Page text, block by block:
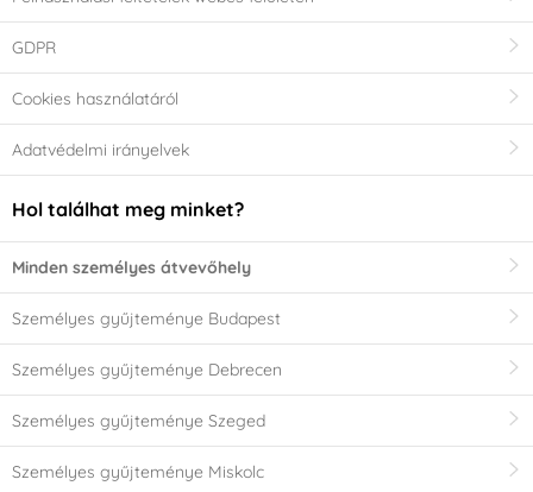
GDPR
Cookies használatáról
Adatvédelmi irányelvek
Hol találhat meg minket?
Minden személyes átvevőhely
Személyes gyűjteménye Budapest
Személyes gyűjteménye Debrecen
Személyes gyűjteménye Szeged
Személyes gyűjteménye Miskolc